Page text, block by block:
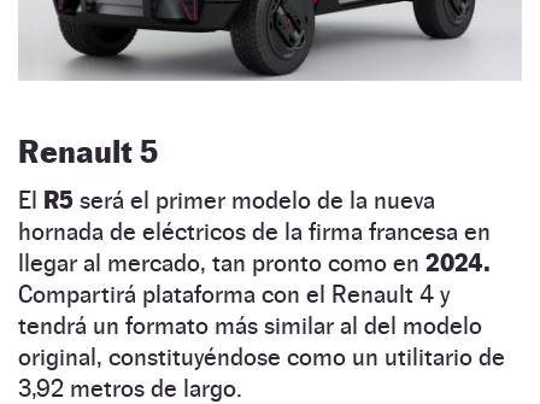
Renault 5
El R5 será el primer modelo de la nueva
hornada de eléctricos de la firma francesa en
llegar al mercado, tan pronto como en 2024.
Compartirá plataforma con el Renault 4 y
tendrá un formato más similar al del modelo
original, constituyéndose como un utilitario de
3,92 metros de largo.